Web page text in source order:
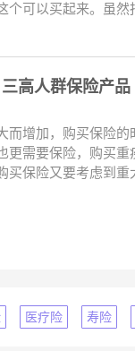
可以买起来。虽然
高人群保险产品
增加，购买保险
需要保险，购买
保险又要考虑到
医疗险 寿险